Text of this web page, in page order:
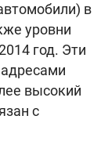
в
уровни
год. Эти
высокий
с